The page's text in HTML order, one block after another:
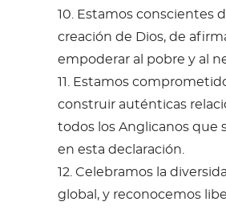
10. Estamos conscientes
creación de Dios, de
empoderar al pobre y al
11. Estamos
construir auténticas
todos los Anglicanos que
en esta declaración.
12. Celebramos la
global, y reconocemos